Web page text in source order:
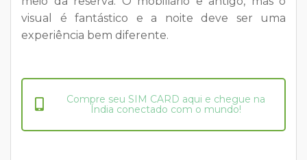
visual é fantástico e a noite deve ser uma
experiência bem diferente.
Compre seu SIM CARD aqui e chegue na
Índia conectado com o mundo!